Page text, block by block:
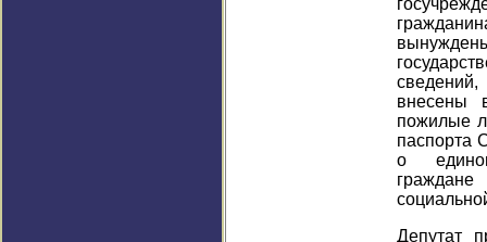
внесены
пожилые
паспорта
о
Депутат